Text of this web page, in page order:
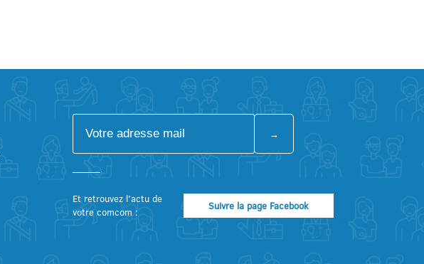
Et retrouvez l’actu de
votre comcom :
Suivre la page Facebook